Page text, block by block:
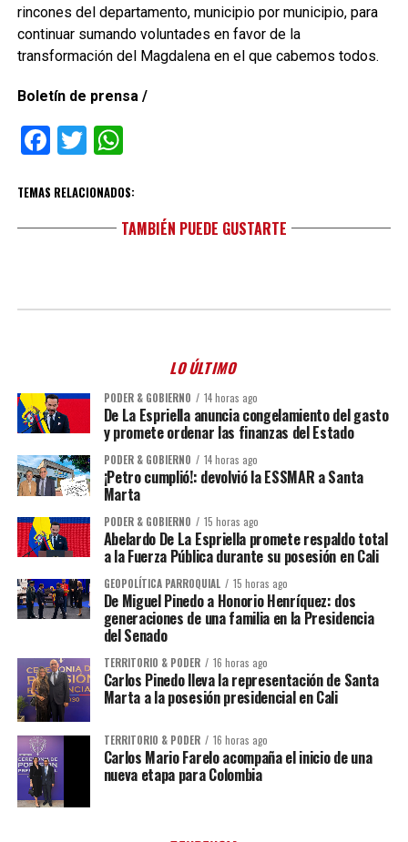
rincones del departamento, municipio por municipio, para
continuar sumando voluntades en favor de la
transformación del Magdalena en el que cabemos todos.
Boletín de prensa /
Facebook
TwitterWhatsApp
TEMAS RELACIONADOS:
TAMBIÉN PUEDE GUSTARTE
LO ÚLTIMO
PODER & GOBIERNO 14 horas ago
De La Espriella anuncia congelamiento del gasto
y promete ordenar las finanzas del Estado
PODER & GOBIERNO 14 horas ago
¡Petro cumplió!: devolvió la ESSMAR a Santa
Marta
PODER & GOBIERNO 15 horas ago
Abelardo De La Espriella promete respaldo total
a la Fuerza Pública durante su posesión en Cali
GEOPOLÍTICA PARROQUIAL 15 horas ago
De Miguel Pinedo a Honorio Henríquez: dos
generaciones de una familia en la Presidencia
del Senado
TERRITORIO & PODER 16 horas ago
Carlos Pinedo lleva la representación de Santa
Marta a la posesión presidencial en Cali
TERRITORIO & PODER 16 horas ago
Carlos Mario Farelo acompaña el inicio de una
nueva etapa para Colombia